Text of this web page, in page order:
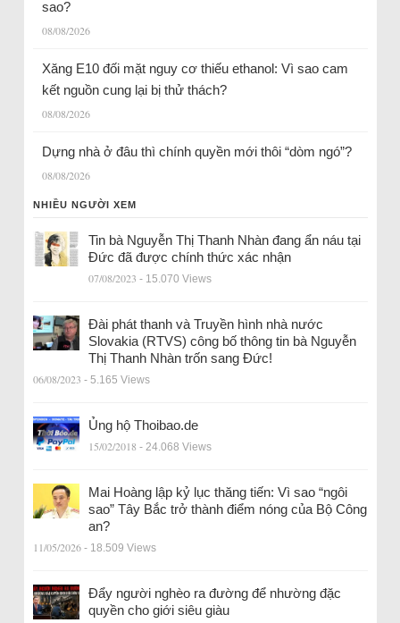
sao?
08/08/2026
Xăng E10 đối mặt nguy cơ thiếu ethanol: Vì sao cam
kết nguồn cung lại bị thử thách?
08/08/2026
Dựng nhà ở đâu thì chính quyền mới thôi “dòm ngó”?
08/08/2026
NHIỀU NGƯỜI XEM
Tin bà Nguyễn Thị Thanh Nhàn đang ẩn náu tại
Đức đã được chính thức xác nhận
07/08/2023 - 15.070 Views
Đài phát thanh và Truyền hình nhà nước
Slovakia (RTVS) công bố thông tin bà Nguyễn
Thị Thanh Nhàn trốn sang Đức!
06/08/2023 - 5.165 Views
Ủng hộ Thoibao.de
15/02/2018 - 24.068 Views
Mai Hoàng lập kỷ lục thăng tiến: Vì sao “ngôi
sao” Tây Bắc trở thành điểm nóng của Bộ Công
an?
11/05/2026 - 18.509 Views
Đẩy người nghèo ra đường để nhường đặc
quyền cho giới siêu giàu